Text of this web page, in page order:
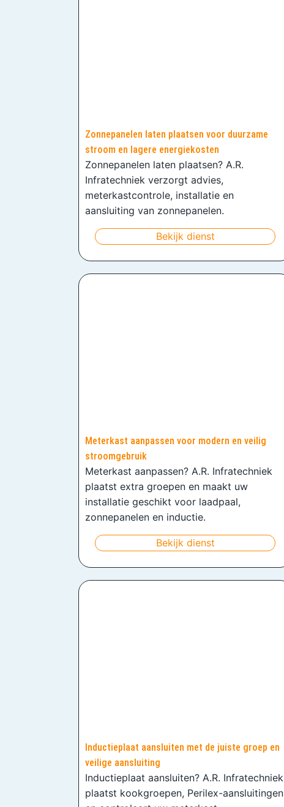
Zonnepanelen laten plaatsen voor duurzame
stroom en lagere energiekosten
Zonnepanelen laten plaatsen? A.R.
Infratechniek verzorgt advies,
meterkastcontrole, installatie en
aansluiting van zonnepanelen.
Bekijk dienst
Meterkast aanpassen voor modern en veilig
stroomgebruik
Meterkast aanpassen? A.R. Infratechniek
plaatst extra groepen en maakt uw
installatie geschikt voor laadpaal,
zonnepanelen en inductie.
Bekijk dienst
Inductieplaat aansluiten met de juiste groep en
veilige aansluiting
Inductieplaat aansluiten? A.R. Infratechniek
plaatst kookgroepen, Perilex-aansluitingen